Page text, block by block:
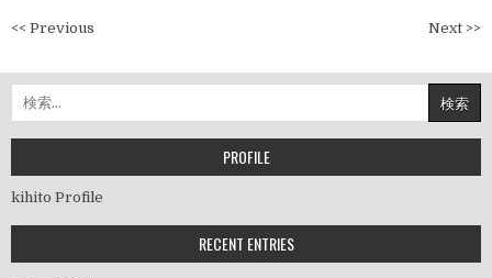
投
ナ
ビ
ゲ
シ
ョ
<< Previous Next >>
索:
PROFILE
kihito Profile
RECENT ENTRIES